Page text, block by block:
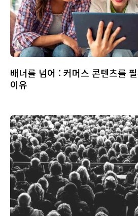
배너를 넘어 : 커머스 콘텐츠를
이유